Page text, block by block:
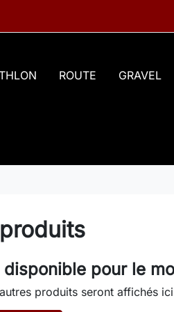
ROUTE GRAVEL
pour le
produits seront affichés